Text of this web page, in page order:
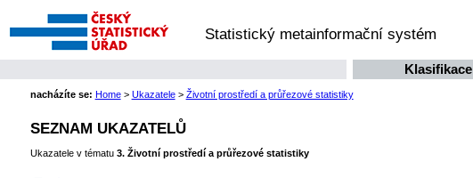
Statistický metainformační systém
Klasifikace
nacházíte se: Home> Ukazatele> Životní prostředí a průřezové statistiky
SEZNAM UKAZATELŮ
Ukazatele v tématu 3. Životní prostředí a průřezové statistiky